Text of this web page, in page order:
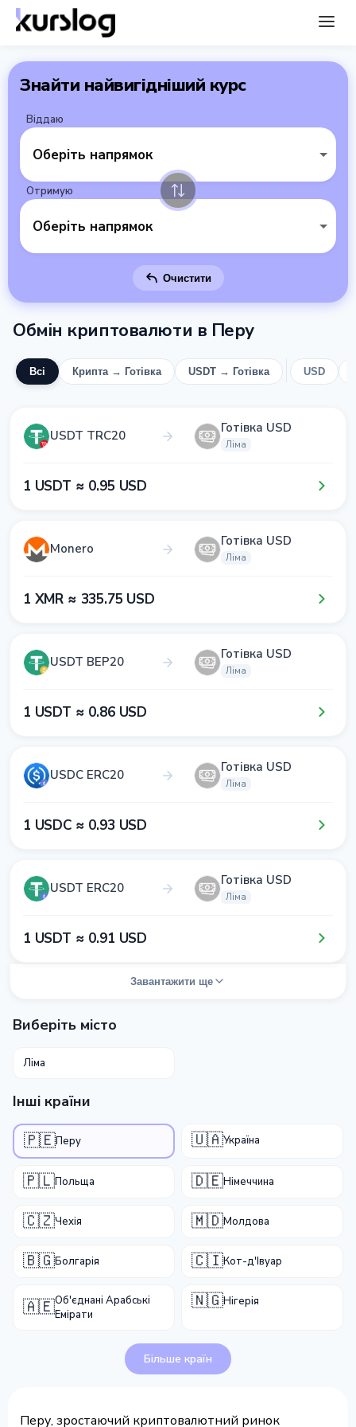
Знайти найвигідніший курс
Віддаю
Оберіть напрямок
Отримую
Оберіть напрямок
Очистити
Обмін криптовалюти в Перу
Всі Крипта → Готівка USDT → Готівка USD
USDT TRC20 Готівка USD
Ліма
1​ USDT ≈ 0​.9​5​ USD
Monero Готівка USD
Ліма
1​ XMR ≈ 3​3​5​.7​5​ USD
USDT BEP20 Готівка USD
Ліма
1​ USDT ≈ 0​.8​6​ USD
USDC ERC20 Готівка USD
Ліма
1​ USDC ≈ 0​.9​3​ USD
USDT ERC20 Готівка USD
Ліма
1​ USDT ≈ 0​.9​1​ USD
Завантажити ще
Виберіть місто
Ліма
Інші країни
🇵🇪Перу 🇺🇦Україна
🇵🇱Польща 🇩🇪Німеччина
🇨🇿Чехія 🇲🇩Молдова
🇧🇬Болгарія 🇨🇮Кот-д'Івуар
🇦🇪Об'єднані Арабські
Емірати
🇳🇬Нігерія
Більше країн
Перу, зростаючий криптовалютний ринок